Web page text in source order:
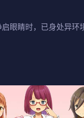
启眼睛时，已身处异环